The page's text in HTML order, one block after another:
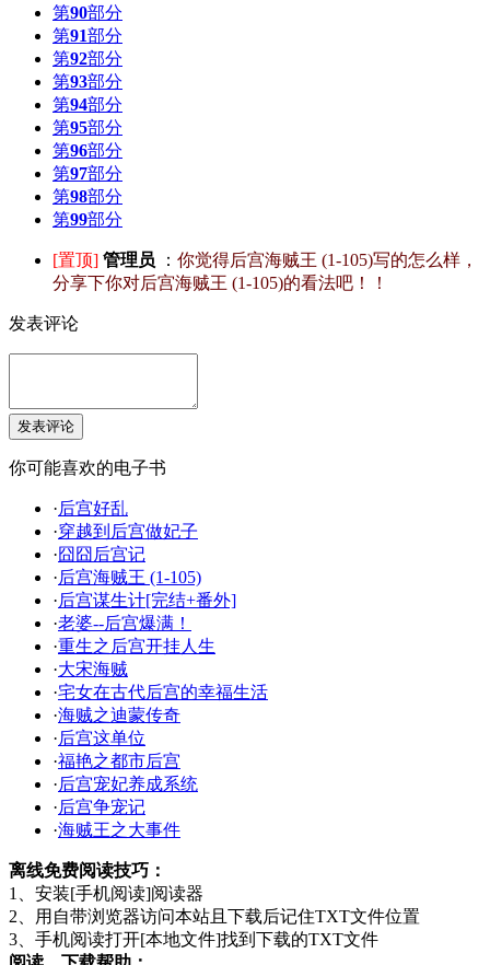
第90部分
第91部分
第92部分
第93部分
第94部分
第95部分
第96部分
第97部分
第98部分
第99部分
[置顶] 管理员 ： 你觉得后宫海贼王 (1-105)写的怎么样，
分享下你对后宫海贼王 (1-105)的看法吧！！
发表评论
你可能喜欢的电子书
·后宫好乱
·穿越到后宫做妃子
·囧囧后宫记
·后宫海贼王 (1-105)
·后宫谋生计[完结+番外]
·老婆--后宫爆满！
·重生之后宫开挂人生
·大宋海贼
·宅女在古代后宫的幸福生活
·海贼之迪蒙传奇
·后宫这单位
·福艳之都市后宫
·后宫宠妃养成系统
·后宫争宠记
·海贼王之大事件
离线免费阅读技巧：
1、安装[手机阅读]阅读器
2、用自带浏览器访问本站且下载后记住TXT文件位置
3、手机阅读打开[本地文件]找到下载的TXT文件